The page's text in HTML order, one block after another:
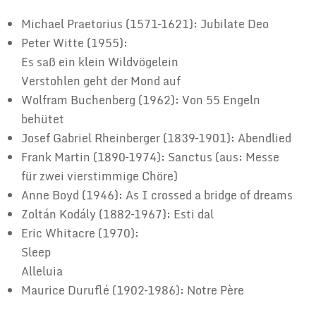
Michael Praetorius (1571–1621): Jubilate Deo
Peter Witte (1955):
Es saß ein klein Wildvögelein
Verstohlen geht der Mond auf
Wolfram Buchenberg (1962): Von 55 Engeln
behütet
Josef Gabriel Rheinberger (1839–1901): Abendlied
Frank Martin (1890–1974): Sanctus (aus: Messe
für zwei vierstimmige Chöre)
Anne Boyd (1946): As I crossed a bridge of dreams
Zoltán Kodály (1882–1967): Esti dal
Eric Whitacre (1970):
Sleep
Alleluia
Maurice Duruflé (1902–1986): Notre Père